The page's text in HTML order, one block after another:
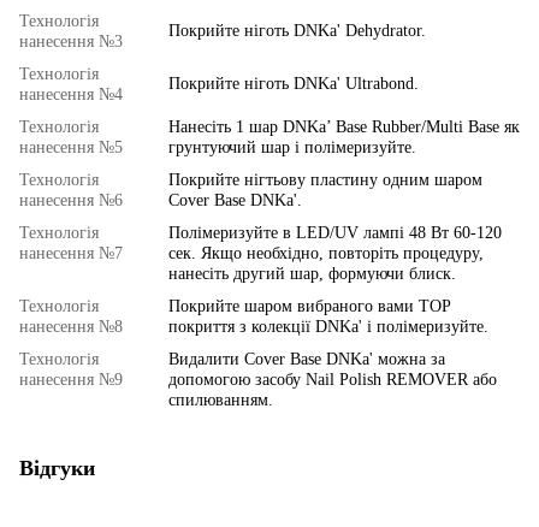
Технологія
нанесення №3
Покрийте ніготь DNKa' Dehydrator.
Технологія
нанесення №4
Покрийте ніготь DNKa' Ultrabond.
Технологія
нанесення №5
Нанесіть 1 шар DNKa’ Base Rubber/Multi Base як
грунтуючий шар і полімеризуйте.
Технологія
нанесення №6
Покрийте нігтьову пластину одним шаром
Cover Base DNKa'.
Технологія
нанесення №7
Полімеризуйте в LED/UV лампі 48 Вт 60-120
сек. Якщо необхідно, повторіть процедуру,
нанесіть другий шар, формуючи блиск.
Технологія
нанесення №8
Покрийте шаром вибраного вами TOP
покриття з колекції DNKa' і полімеризуйте.
Технологія
нанесення №9
Видалити Cover Base DNKa' можна за
допомогою засобу Nail Polish REMOVER або
спилюванням.
Відгуки